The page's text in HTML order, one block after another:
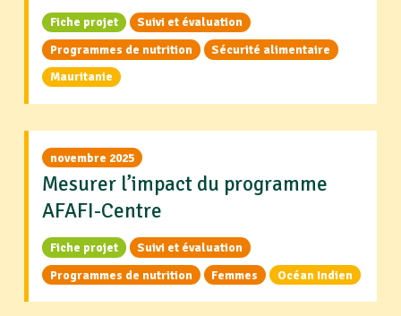
Fiche projet
Suivi et évaluation
Programmes de nutrition
Sécurité alimentaire
Mauritanie
novembre 2025
Mesurer l’impact du programme
AFAFI-Centre
Fiche projet
Suivi et évaluation
Programmes de nutrition
Femmes Océan Indien